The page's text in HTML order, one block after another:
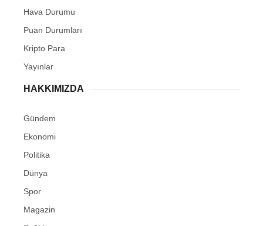
Hava Durumu
Puan Durumları
Kripto Para
Yayınlar
HAKKIMIZDA
Gündem
Ekonomi
Politika
Dünya
Spor
Magazin